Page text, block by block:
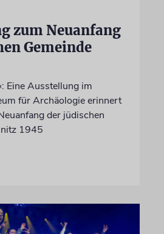
zum Neuanfang
Gemeinde
Eine Ausstellung im
für Archäologie erinnert
der jüdischen
1945